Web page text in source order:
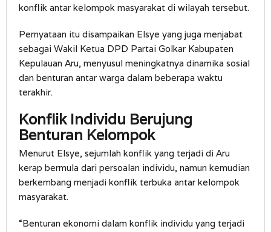
konflik antar kelompok masyarakat di wilayah tersebut.
Pernyataan itu disampaikan Elsye yang juga menjabat
sebagai Wakil Ketua DPD Partai Golkar Kabupaten
Kepulauan Aru, menyusul meningkatnya dinamika sosial
dan benturan antar warga dalam beberapa waktu
terakhir.
Konflik Individu Berujung
Benturan Kelompok
Menurut Elsye, sejumlah konflik yang terjadi di Aru
kerap bermula dari persoalan individu, namun kemudian
berkembang menjadi konflik terbuka antar kelompok
masyarakat.
“Benturan ekonomi dalam konflik individu yang terjadi